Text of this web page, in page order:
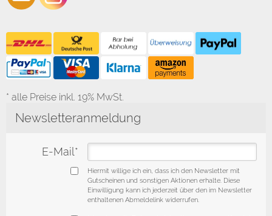
* alle Preise inkl. 19% MwSt.